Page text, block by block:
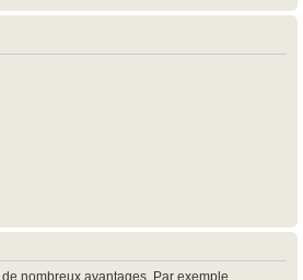
nombreux avantages. Par exemple,